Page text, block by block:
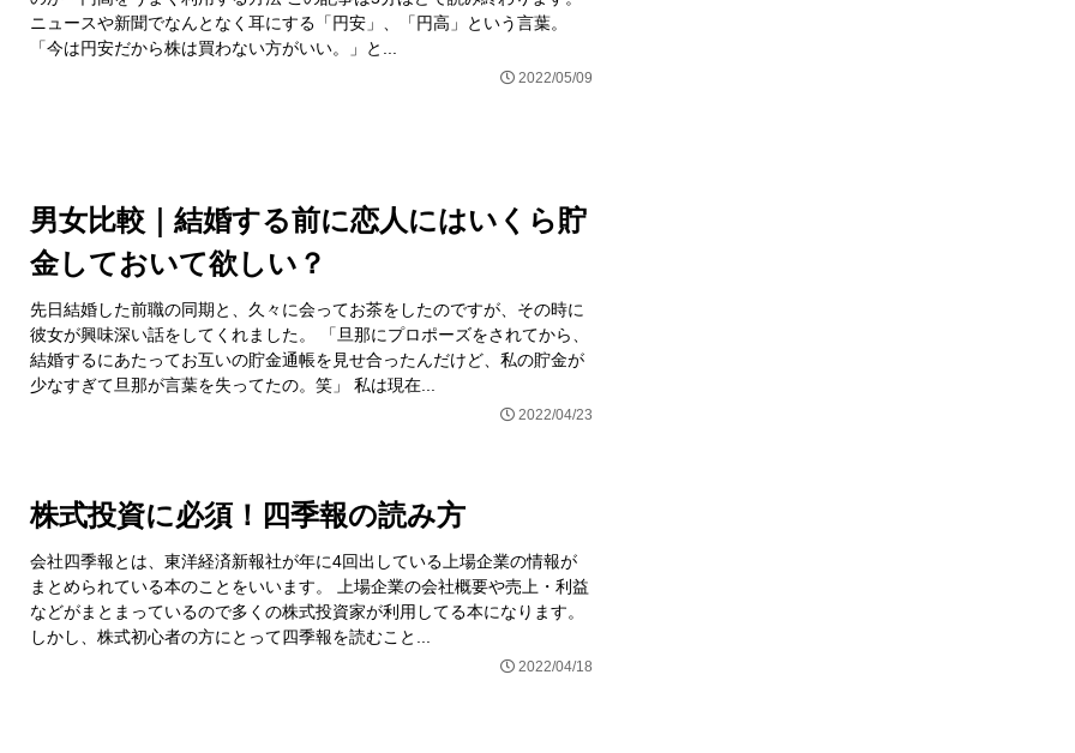
ニュースや新聞でなんとなく耳にする「円安」、「円高」という言葉。
「今は円安だから株は買わない方がいい。」と...
2022/05/09
男女比較｜結婚する前に恋人にはいくら貯
金しておいて欲しい？
先日結婚した前職の同期と、久々に会ってお茶をしたのですが、その時に
彼女が興味深い話をしてくれました。 「旦那にプロポーズをされてから、
結婚するにあたってお互いの貯金通帳を見せ合ったんだけど、私の貯金が
少なすぎて旦那が言葉を失ってたの。笑」 私は現在...
2022/04/23
株式投資に必須！四季報の読み方
会社四季報とは、東洋経済新報社が年に4回出している上場企業の情報が
まとめられている本のことをいいます。 上場企業の会社概要や売上・利益
などがまとまっているので多くの株式投資家が利用してる本になります。
しかし、株式初心者の方にとって四季報を読むこと...
2022/04/18